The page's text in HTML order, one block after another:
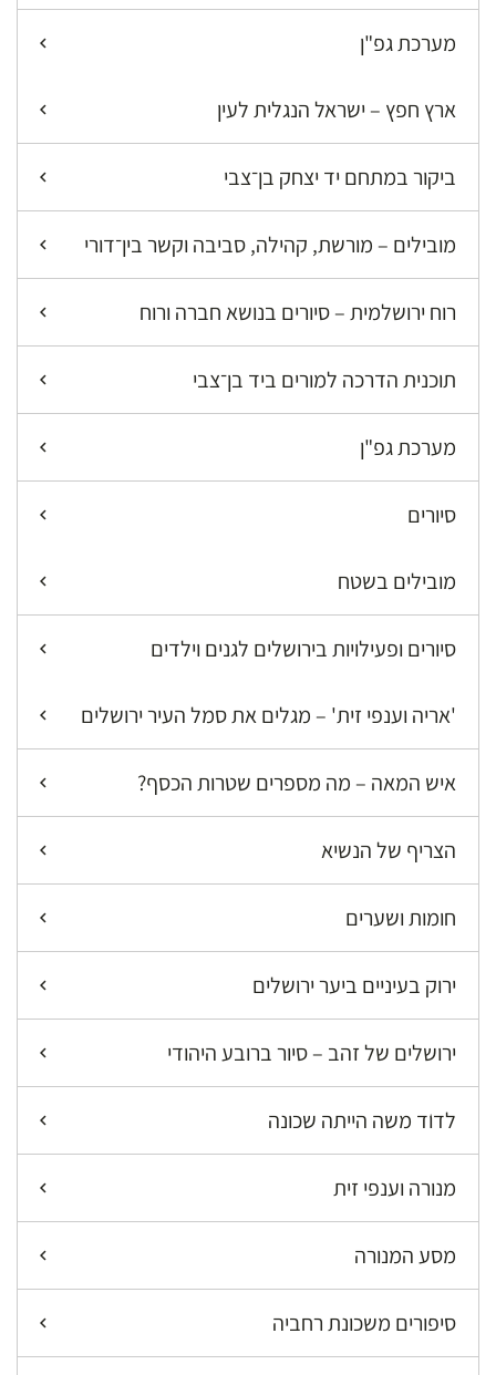
מערכת גפ"ן
ארץ חפץ – ישראל הנגלית לעין
ביקור במתחם יד יצחק בן־צבי
מובילים – מורשת, קהילה, סביבה וקשר בין־דורי
רוח ירושלמית – סיורים בנושא חברה ורוח
תוכנית הדרכה למורים ביד בן־צבי
מערכת גפ"ן
סיורים
מובילים בשטח
סיורים ופעילויות בירושלים לגנים וילדים
'אריה וענפי זית' – מגלים את סמל העיר ירושלים
איש המאה – מה מספרים שטרות הכסף?
הצריף של הנשיא
חומות ושערים
ירוק בעיניים ביער ירושלים
ירושלים של זהב – סיור ברובע היהודי
לדוֺד משה הייתה שכונה
מנורה וענפי זית
מסע המנורה
סיפורים משכונת רחביה